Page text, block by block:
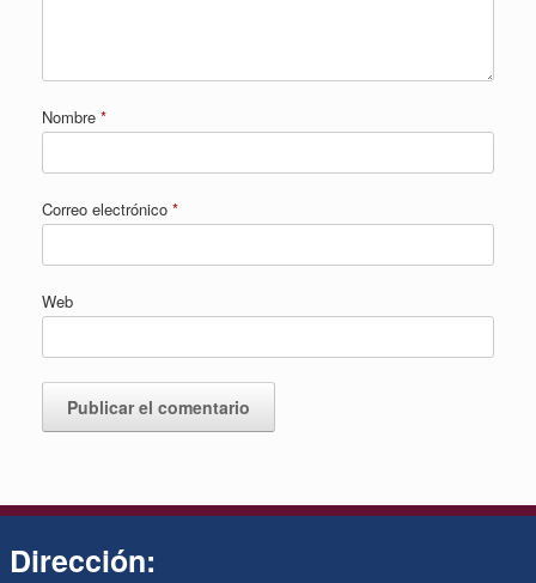
Nombre *
Correo electrónico *
Web
Dirección: